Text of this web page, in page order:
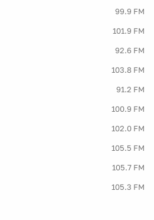
99.9 FM
101.9 FM
92.6 FM
103.8 FM
91.2 FM
100.9 FM
102.0 FM
105.5 FM
105.7 FM
105.3 FM